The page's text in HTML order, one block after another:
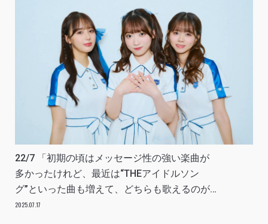
22/7 「初期の頃はメッセージ性の強い楽曲が
多かったけれど、最近は“THEアイドルソン
グ”といった曲も増えて、どちらも歌えるのが
今のナナニジの強みに」INTERVIEW
2025.07.17